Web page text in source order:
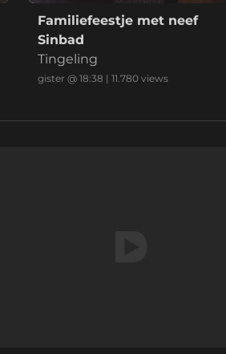
Familiefeestje met neef
Sinbad
Tingeling
gister @ 18:38 | 11.780views